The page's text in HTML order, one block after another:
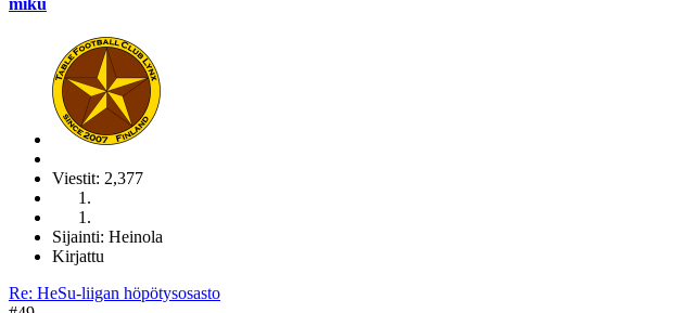
Viestit: 2,377
Sijainti: Heinola
Kirjattu
Re: HeSu-liigan höpötysosasto